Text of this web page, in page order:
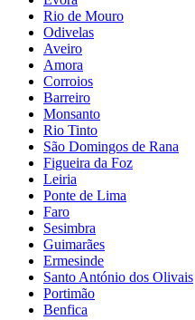
Rio de Mouro
Odivelas
Aveiro
Amora
Corroios
Barreiro
Monsanto
Rio Tinto
São Domingos de Rana
Figueira da Foz
Leiria
Ponte de Lima
Faro
Sesimbra
Guimarães
Ermesinde
Santo António dos Olivais
Portimão
Benfica